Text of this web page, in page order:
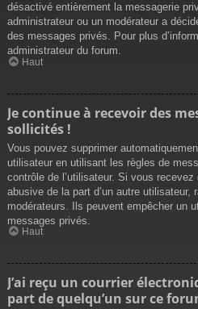
désactivé entièrement la messagerie
administrateur ou un modérateur a
des messages privés. Pour plus
administrateur du forum.
Haut
Je continue à recevoir des
sollicités !
Vous pouvez supprimer
utilisateur en utilisant les règles de
contrôle de l’utilisateur. Si vous
abusive de la part d’un autre utilisateur,
modérateurs. Ils peuvent empêcher un
messages privés.
Haut
J’ai reçu un courrier
part de quelqu’un sur ce